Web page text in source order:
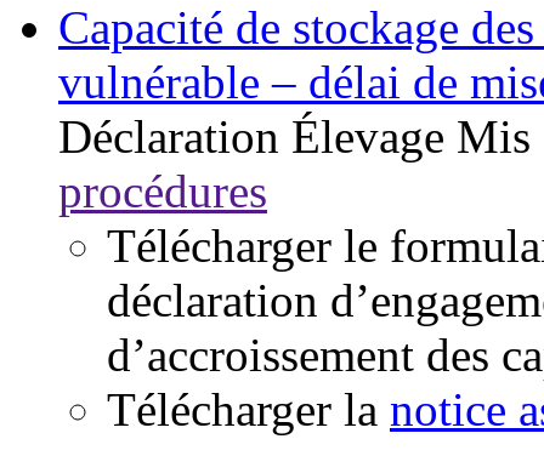
Capacité de stockage
vulnérable – délai de
Déclaration Élevage Mis
procédures
Télécharger le
déclaration
d’accroissement des
Télécharger la notice